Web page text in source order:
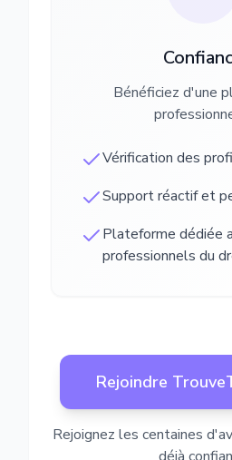
Bénéficiez d'une
Vérification des
Support réactif et
Plateforme dédiée
professionnels du
Rejoindre
Rejoignez les centaines